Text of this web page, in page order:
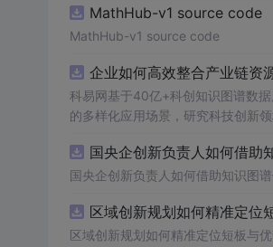
MathHub-v1 source code
MathHub-v1 source code
企业如何高效整合产业链资
科易网基于40亿+科创知识图谱数
的多样化应用场景，研究科技创新
国央企创新负责人如何借助
国央企创新负责人如何借助知识图
区域创新规划如何精准定位
区域创新规划如何精准定位短板与优